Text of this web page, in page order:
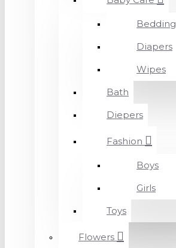
Bedding
Diapers
Wipes
Bath
Diepers
Fashion
Boys
Girls
Toys
Flowers